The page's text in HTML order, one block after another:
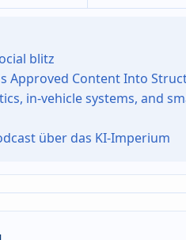
blitz
Approved Content Into
in-vehicle systems, and
über das KI-Imperium